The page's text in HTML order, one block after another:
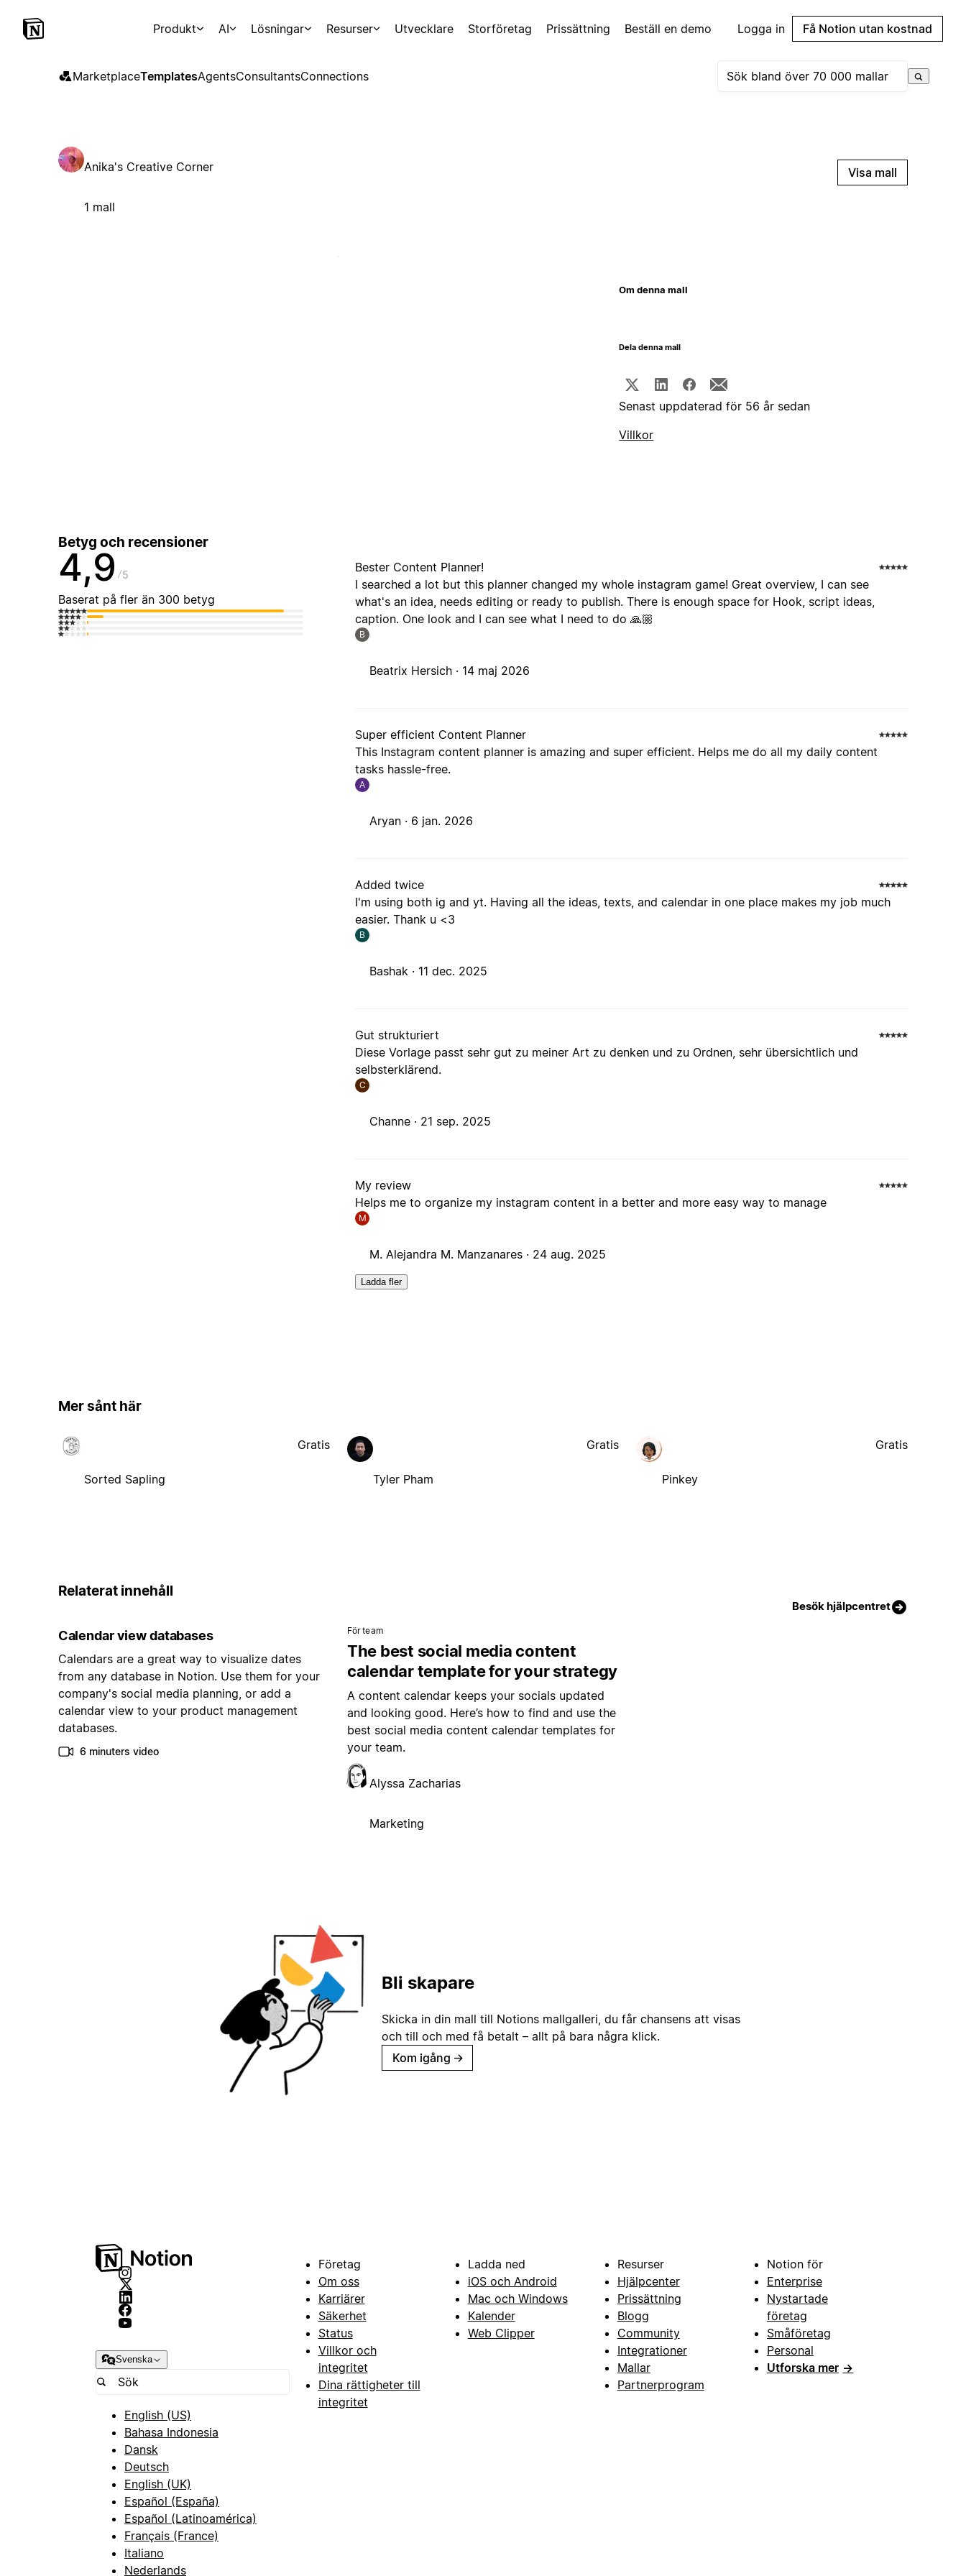
Produkt AI Lösningar Resurser Utvecklare Storföretag Prissättning Beställ en demo Logga in Få Notion utan kostnad
MarketplaceTemplatesAgentsConsultantsConnections
Anika's Creative Corner
1 mall
Visa mall
Om denna mall
Dela denna mall
Senast uppdaterad för 56 år sedan
Villkor
Betyg och recensioner
4,9 5
Baserat på fler än 300 betyg
Bester Content Planner!
I searched a lot but this planner changed my whole instagram game! Great overview, I can see
what's an idea, needs editing or ready to publish. There is enough space for Hook, script ideas,
caption. One look and I can see what I need to do 🙏🏼
B
Beatrix Hersich · 14 maj 2026
Super efficient Content Planner
This Instagram content planner is amazing and super efficient. Helps me do all my daily content
tasks hassle-free.
A
Aryan · 6 jan. 2026
Added twice
I'm using both ig and yt. Having all the ideas, texts, and calendar in one place makes my job much
easier. Thank u <3
B
Bashak · 11 dec. 2025
Gut strukturiert
Diese Vorlage passt sehr gut zu meiner Art zu denken und zu Ordnen, sehr übersichtlich und
selbsterklärend.
C
Channe · 21 sep. 2025
My review
Helps me to organize my instagram content in a better and more easy way to manage
M
M. Alejandra M. Manzanares · 24 aug. 2025
Ladda fler
Mer sånt här
Sorted Sapling
Gratis
Tyler Pham
Gratis
Pinkey
Gratis
Relaterat innehåll
Besök hjälpcentret
Calendar view databases
Calendars are a great way to visualize dates
from any database in Notion. Use them for your
company's social media planning, or add a
calendar view to your product management
databases.
6 minuters video
För team
The best social media content
calendar template for your strategy
A content calendar keeps your socials updated
and looking good. Here’s how to find and use the
best social media content calendar templates for
your team.
Alyssa Zacharias
Marketing
Bli skapare
Skicka in din mall till Notions mallgalleri, du får chansens att visas
och till och med få betalt – allt på bara några klick.
Kom igång →
Svenska
English (US)
Bahasa Indonesia
Dansk
Deutsch
English (UK)
Español (España)
Español (Latinoamérica)
Français (France)
Italiano
Nederlands
Företag
Om oss
Karriärer
Säkerhet
Status
Villkor och
integritet
Dina rättigheter till
integritet
Ladda ned
iOS och Android
Mac och Windows
Kalender
Web Clipper
Resurser
Hjälpcenter
Prissättning
Blogg
Community
Integrationer
Mallar
Partnerprogram
Notion för
Enterprise
Nystartade
företag
Småföretag
Personal
Utforska mer →